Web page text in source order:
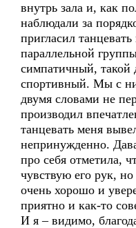
внутрь зала и, как
наблюдали за
пригласил
параллельной
симпатичный, такой
спортивный. Мы с
двумя словами не
производил
танцевать меня
непринужденно.
про себя отметила,
чувствую его рук,
очень хорошо и
приятно и как-то
И я – видимо,